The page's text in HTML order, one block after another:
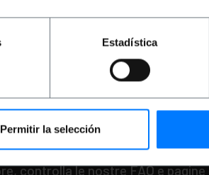
Estadística
Permitir la selección
PVD
€
Consegna immediata REF: KT141
controlla le nostre FAQ e pagine